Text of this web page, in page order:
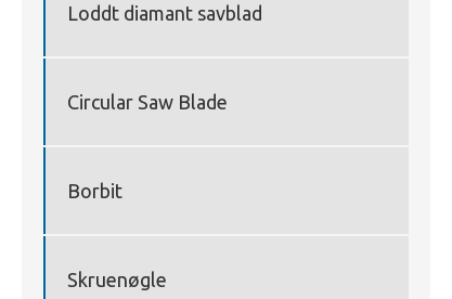
Loddt diamant savblad
Circular Saw Blade
Borbit
Skruenøgle